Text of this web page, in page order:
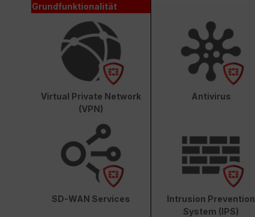
Grundfunktionalität
Virtual Private Network
(VPN)
Antivirus
SD-WAN Services
Intrusion Prevention
System (IPS)